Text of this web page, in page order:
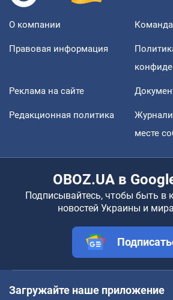
О компании Команда
Правовая информация
Реклама на сайте
Редакционная политика
месте
OBOZ.UA в
Подписывайтесь, чтобы быть в
новостей Украины и
Загружайте наше приложение